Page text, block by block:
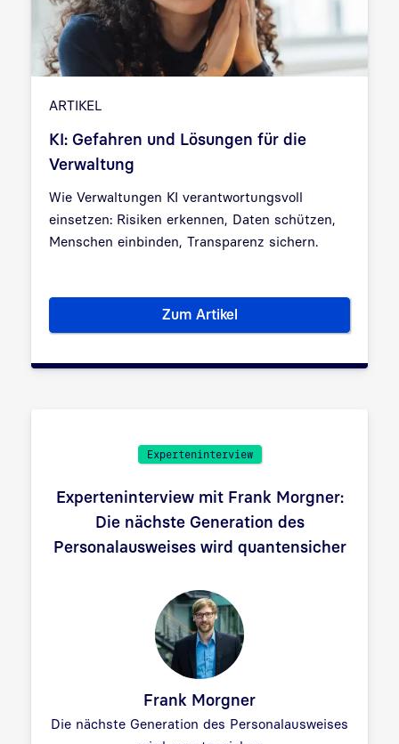
ARTIKEL
KI: Gefahren und Lösungen für die
Verwaltung
Wie Verwaltungen KI verantwortungsvoll
einsetzen: Risiken erkennen, Daten schützen,
Menschen einbinden, Transparenz sichern.
Zum ArtikelKI: Gefahren und Lösungen
Experteninterview
Experteninterview mit Frank Morgner:
Die nächste Generation des
Personalausweises wird quantensicher
Frank Morgner
Die nächste Generation des Personalausweises